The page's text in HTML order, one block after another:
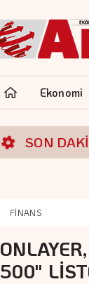
Ekonomi
SON
FİNANS
500"